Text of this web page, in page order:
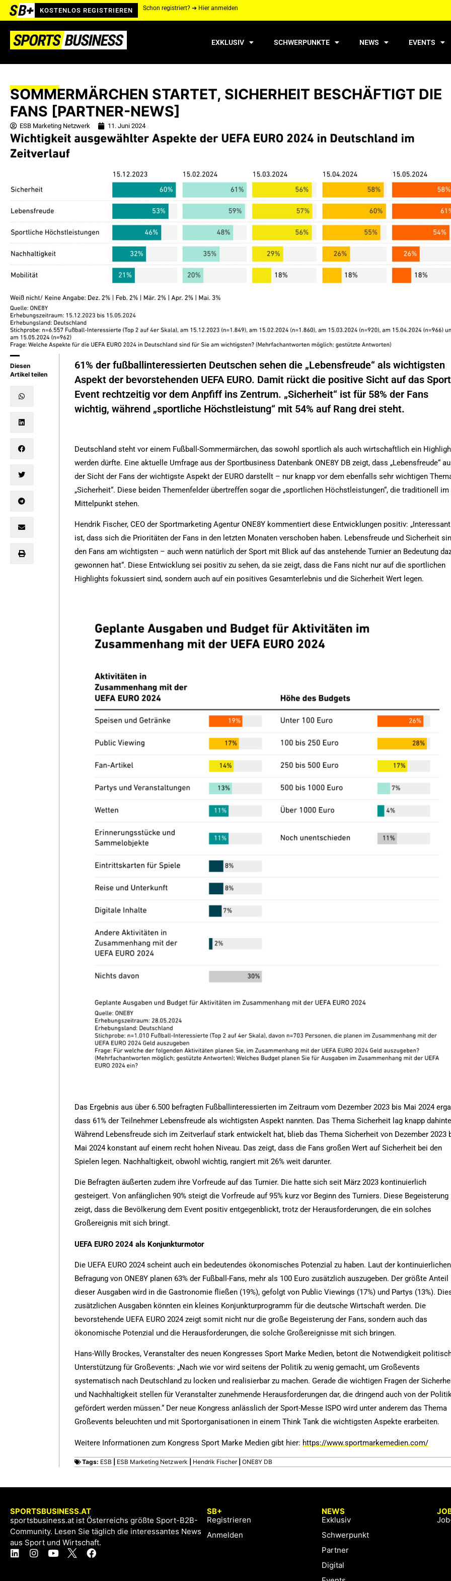
KOSTENLOS REGISTRIEREN Schon registriert? ➔ Hier anmelden
EXKLUSIV SCHWERPUNKTE NEWS EVENTS
SOMMERMÄRCHEN STARTET, SICHERHEIT BESCHÄFTIGT DIE
FANS [PARTNER-NEWS]
ESB Marketing Netzwerk 11. Juni 2024
Diesen
Artikel teilen
61% der fußballinteressierten Deutschen sehen die „Lebensfreude“ als wichtigsten
Aspekt der bevorstehenden UEFA EURO. Damit rückt die positive Sicht auf das
Event rechtzeitig vor dem Anpfiff ins Zentrum. „Sicherheit“ ist für 58% der Fans
wichtig, während „sportliche Höchstleistung“ mit 54% auf Rang drei steht.
Deutschland steht vor einem Fußball-Sommermärchen, das sowohl sportlich als auch wirtschaftlich ein
werden dürfte. Eine aktuelle Umfrage aus der Sportbusiness Datenbank ONE8Y DB zeigt, dass „Lebensfreude“
der Sicht der Fans der wichtigste Aspekt der EURO darstellt – nur knapp vor dem ebenfalls sehr wichtigen
„Sicherheit“. Diese beiden Themenfelder übertreffen sogar die „sportlichen Höchstleistungen“, die traditionell im
Mittelpunkt stehen.
Hendrik Fischer, CEO der Sportmarketing Agentur ONE8Y kommentiert diese Entwicklungen positiv: „Interessant
ist, dass sich die Prioritäten der Fans in den letzten Monaten verschoben haben. Lebensfreude und Sicherheit
den Fans am wichtigsten – auch wenn natürlich der Sport mit Blick auf das anstehende Turnier an Bedeutung
gewonnen hat“. Diese Entwicklung sei positiv zu sehen, da sie zeigt, dass die Fans nicht nur auf die sportlichen
Highlights fokussiert sind, sondern auch auf ein positives Gesamterlebnis und die Sicherheit Wert legen.
Das Ergebnis aus über 6.500 befragten Fußballinteressierten im Zeitraum vom Dezember 2023 bis Mai 2024
dass 61% der Teilnehmer Lebensfreude als wichtigsten Aspekt nannten. Das Thema Sicherheit lag knapp
Während Lebensfreude sich im Zeitverlauf stark entwickelt hat, blieb das Thema Sicherheit von Dezember 2023
Mai 2024 konstant auf einem recht hohen Niveau. Das zeigt, dass die Fans großen Wert auf Sicherheit bei den
Spielen legen. Nachhaltigkeit, obwohl wichtig, rangiert mit 26% weit darunter.
Die Befragten äußerten zudem ihre Vorfreude auf das Turnier. Die hatte sich seit März 2023 kontinuierlich
gesteigert. Von anfänglichen 90% steigt die Vorfreude auf 95% kurz vor Beginn des Turniers. Diese Begeisterung
zeigt, dass die Bevölkerung dem Event positiv entgegenblickt, trotz der Herausforderungen, die ein solches
Großereignis mit sich bringt.
UEFA EURO 2024 als Konjunkturmotor
Die UEFA EURO 2024 scheint auch ein bedeutendes ökonomisches Potenzial zu haben. Laut der kontinuierlichen
Befragung von ONE8Y planen 63% der Fußball-Fans, mehr als 100 Euro zusätzlich auszugeben. Der größte Anteil
dieser Ausgaben wird in die Gastronomie fließen (19%), gefolgt von Public Viewings (17%) und Partys (13%).
zusätzlichen Ausgaben könnten ein kleines Konjunkturprogramm für die deutsche Wirtschaft werden. Die
bevorstehende UEFA EURO 2024 zeigt somit nicht nur die große Begeisterung der Fans, sondern auch das
ökonomische Potenzial und die Herausforderungen, die solche Großereignisse mit sich bringen.
Hans-Willy Brockes, Veranstalter des neuen Kongresses Sport Marke Medien, betont die Notwendigkeit
Unterstützung für Großevents: „Nach wie vor wird seitens der Politik zu wenig gemacht, um Großevents
systematisch nach Deutschland zu locken und realisierbar zu machen. Gerade die wichtigen Fragen der
und Nachhaltigkeit stellen für Veranstalter zunehmende Herausforderungen dar, die dringend auch von der
gefördert werden müssen.“ Der neue Kongress anlässlich der Sport-Messe ISPO wird unter anderem das Thema
Großevents beleuchten und mit Sportorganisationen in einem Think Tank die wichtigsten Aspekte erarbeiten.
Weitere Informationen zum Kongress Sport Marke Medien gibt hier: https://www.sportmarkemedien.com/
Tags: ESB ESB Marketing Netzwerk Hendrik Fischer|ONE8Y DB
SPORTSBUSINESS.AT
sportsbusiness.at ist Österreichs größte Sport-B2B-
Community. Lesen Sie täglich die interessantes News
aus Sport und Wirtschaft.
SB+
Registrieren
Anmelden
NEWS
Exklusiv
Schwerpunkt
Partner
Digital